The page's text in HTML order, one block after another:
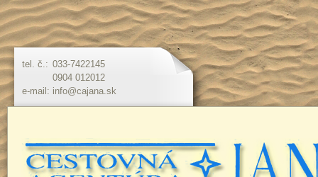
tel. č.: 033-7422145
0904 012012
e-mail: info@cajana.sk